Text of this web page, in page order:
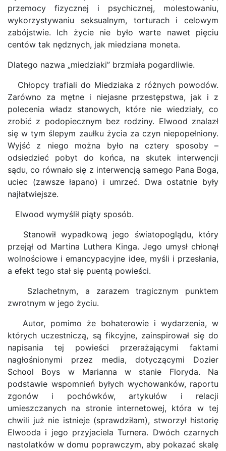
przemocy fizycznej i psychicznej, molestowaniu,
wykorzystywaniu seksualnym, torturach i celowym
zabójstwie. Ich życie nie było warte nawet pięciu
centów tak nędznych, jak miedziana moneta.
Dlatego nazwa „miedziaki” brzmiała pogardliwie.
Chłopcy trafiali do Miedziaka z różnych powodów.
Zarówno za mętne i niejasne przestępstwa, jak i z
polecenia władz stanowych, które nie wiedziały, co
zrobić z podopiecznym bez rodziny. Elwood znalazł
się w tym ślepym zaułku życia za czyn niepopełniony.
Wyjść z niego można było na cztery sposoby –
odsiedzieć pobyt do końca, na skutek interwencji
sądu, co równało się z interwencją samego Pana Boga,
uciec (zawsze łapano) i umrzeć. Dwa ostatnie były
najłatwiejsze.
Elwood wymyślił piąty sposób.
Stanowił wypadkową jego światopoglądu, który
przejął od Martina Luthera Kinga. Jego umysł chłonął
wolnościowe i emancypacyjne idee, myśli i przesłania,
a efekt tego stał się puentą powieści.
Szlachetnym, a zarazem tragicznym punktem
zwrotnym w jego życiu.
Autor, pomimo że bohaterowie i wydarzenia, w
których uczestniczą, są fikcyjne, zainspirował się do
napisania tej powieści przerażającymi faktami
nagłośnionymi przez media, dotyczącymi Dozier
School Boys w Marianna w stanie Floryda. Na
podstawie wspomnień byłych wychowanków, raportu
zgonów i pochówków, artykułów i relacji
umieszczanych na stronie internetowej, która w tej
chwili już nie istnieje (sprawdziłam), stworzył historię
Elwooda i jego przyjaciela Turnera. Dwóch czarnych
nastolatków w domu poprawczym, aby pokazać skalę